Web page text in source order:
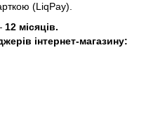
(LiqPay).
12 місяців.
інтернет-магазину: